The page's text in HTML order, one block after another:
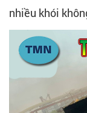
nhiều khói